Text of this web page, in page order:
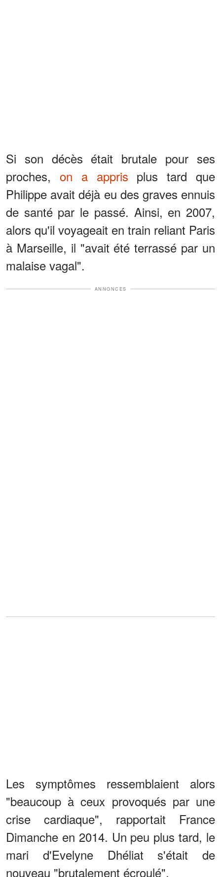
Si son décès était brutale pour ses
proches, on a appris plus tard que
Philippe avait déjà eu des graves ennuis
de santé par le passé. Ainsi, en 2007,
alors qu'il voyageait en train reliant Paris
à Marseille, il "avait été terrassé par un
malaise vagal".
ANNONCES
Les symptômes ressemblaient alors
"beaucoup à ceux provoqués par une
crise cardiaque", rapportait France
Dimanche en 2014. Un peu plus tard, le
mari d'Evelyne Dhéliat s'était de
nouveau "brutalement écroulé".